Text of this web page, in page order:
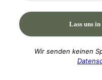
Wir senden keinen